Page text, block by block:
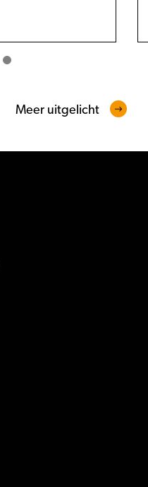
Meer uitgelicht